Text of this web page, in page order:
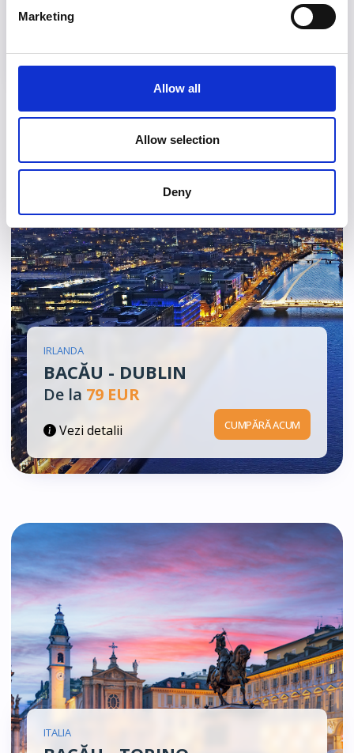
Marketing
Allow all
Allow selection
Deny
De la
IRLANDA
BACĂU - DUBLIN
De la 79 EUR
Vezi detalii CUMPĂRĂ ACUM
ITALIA